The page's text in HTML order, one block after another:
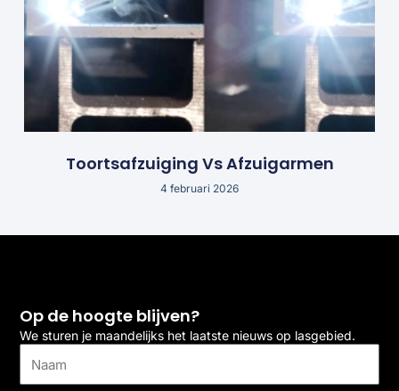
Toortsafzuiging Vs Afzuigarmen
4 februari 2026
Op de hoogte blijven?
We sturen je maandelijks het laatste nieuws op lasgebied.